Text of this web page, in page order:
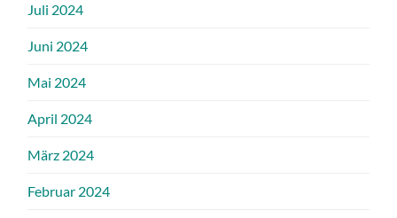
Juli 2024
Juni 2024
Mai 2024
April 2024
März 2024
Februar 2024